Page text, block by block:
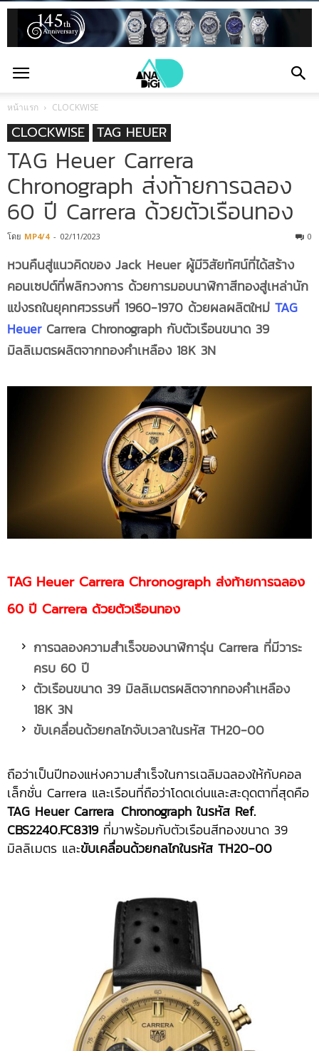
หน้าแรก CLOCKWISE
CLOCKWISE TAG HEUER
TAG Heuer Carrera
Chronograph ส่งท้ายการฉลอง
60 ปี Carrera ด้วยตัวเรือนทอง
โดย MP4/4 - 02/11/2023 0
หวนคืนสู่แนวคิดของ Jack Heuer ผู้มีวิสัยทัศน์ที่ได้สร้าง
คอนเซปต์ที่พลิกวงการ ด้วยการมอบนาฬิกาสีทองสู่เหล่านัก
แข่งรถในยุคทศวรรษที่ 1960-1970 ด้วยผลผลิตใหม่ TAG
HeuerCarrera Chronograph กับตัวเรือนขนาด 39
มิลลิเมตรผลิตจากทองคำเหลือง 18K 3N
TAG Heuer Carrera Chronograph ส่งท้ายการฉลอง
60 ปี Carrera ด้วยตัวเรือนทอง
การฉลองความสำเร็จของนาฬิการุ่น Carrera ที่มีวาระ
ครบ 60 ปี
ตัวเรือนขนาด 39 มิลลิเมตรผลิตจากทองคำเหลือง
18K 3N
ขับเคลื่อนด้วยกลไกจับเวลาในรหัส TH20-00
ถือว่าเป็นปีทองแห่งความสำเร็จในการเฉลิมฉลองให้กับคอล
เล็กชั่น Carrera และเรือนที่ถือว่าโดดเด่นและสะดุดตาที่สุดคือ
TAG Heuer Carrera Chronograph ในรหัส Ref.
CBS2240.FC8319ที่มาพร้อมกับตัวเรือนสีทองขนาด 39
มิลลิเมตร และขับเคลื่อนด้วยกลไกในรหัส TH20-00